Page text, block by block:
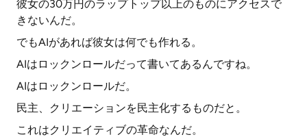
彼女の30万円のラップトップ以上のものにアクセスで
きないんだ。
でもAIがあれば彼女は何でも作れる。
AIはロックンロールだって書いてあるんですね。
AIはロックンロールだ。
民主、クリエーションを民主化するものだと。
これはクリエイティブの革命なんだ。